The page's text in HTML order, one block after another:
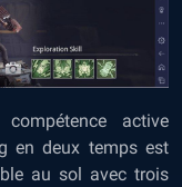
active
en deux temps est
au sol avec trois